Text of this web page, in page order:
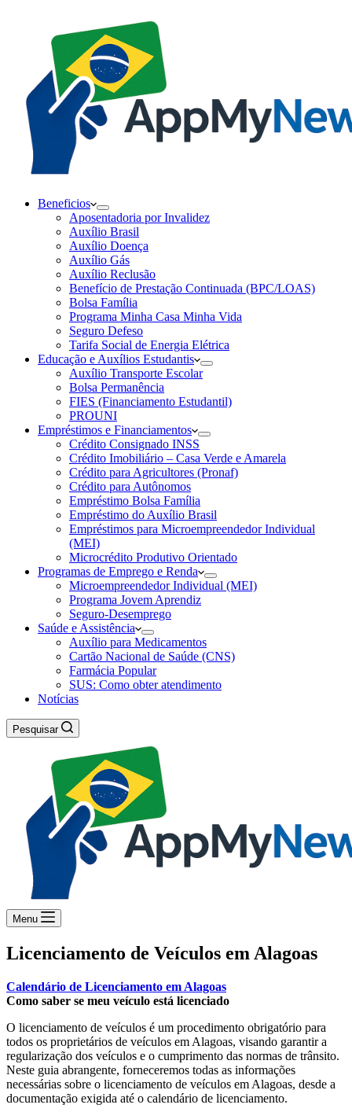
Beneficios
Aposentadoria por Invalidez
Auxílio Brasil
Auxílio Doença
Auxílio Gás
Auxílio Reclusão
Benefício de Prestação Continuada (BPC/LOAS)
Bolsa Família
Programa Minha Casa Minha Vida
Seguro Defeso
Tarifa Social de Energia Elétrica
Educação e Auxílios Estudantis
Auxílio Transporte Escolar
Bolsa Permanência
FIES (Financiamento Estudantil)
PROUNI
Empréstimos e Financiamentos
Crédito Consignado INSS
Crédito Imobiliário – Casa Verde e Amarela
Crédito para Agricultores (Pronaf)
Crédito para Autônomos
Empréstimo Bolsa Família
Empréstimo do Auxílio Brasil
Empréstimos para Microempreendedor Individual
(MEI)
Microcrédito Produtivo Orientado
Programas de Emprego e Renda
Microempreendedor Individual (MEI)
Programa Jovem Aprendiz
Seguro-Desemprego
Saúde e Assistência
Auxílio para Medicamentos
Cartão Nacional de Saúde (CNS)
Farmácia Popular
SUS: Como obter atendimento
Notícias
Pesquisar
Menu
Licenciamento de Veículos em Alagoas
Calendário de Licenciamento em Alagoas
Como saber se meu veículo está licenciado
O licenciamento de veículos é um procedimento obrigatório para
todos os proprietários de veículos em Alagoas, visando garantir a
regularização dos veículos e o cumprimento das normas de trânsito.
Neste guia abrangente, forneceremos todas as informações
necessárias sobre o licenciamento de veículos em Alagoas, desde a
documentação exigida até o calendário de licenciamento.